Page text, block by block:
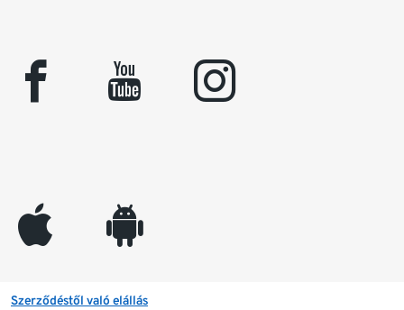
facebook youtube instagram
appleinc android
Szerződéstől való elállás